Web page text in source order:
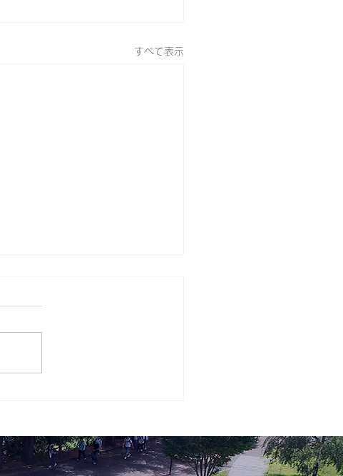
すべて表示
お知らせ